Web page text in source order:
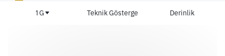
1G Teknik Gösterge Derinlik